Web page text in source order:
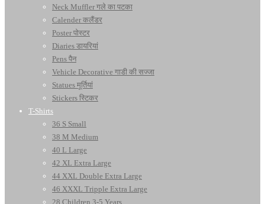
Neck Muffler गले का पटका
Calender कलैंडर
Poster पोस्टर
Diaries डायरियां
Pens पैन
Vehicle Decorative गाडी की सज्जा
Statues मूर्तियां
Stickers स्टिकर
T-Shirts
36 S Small
38 M Medium
40 L Large
42 XL Extra Large
44 XXL Double Extra Large
46 XXXL Tripple Extra Large
28 Children 3-5 Years